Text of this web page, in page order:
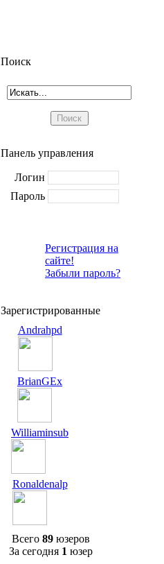
Поиск
Панель управления
Логин
Пароль
Регистрация на
сайте!
Забыли пароль?
Зарегистрированные
Andrahpd
BrianGEx
Williaminsub
Ronaldenalp
Всего 89 юзеров
За сегодня 1 юзер